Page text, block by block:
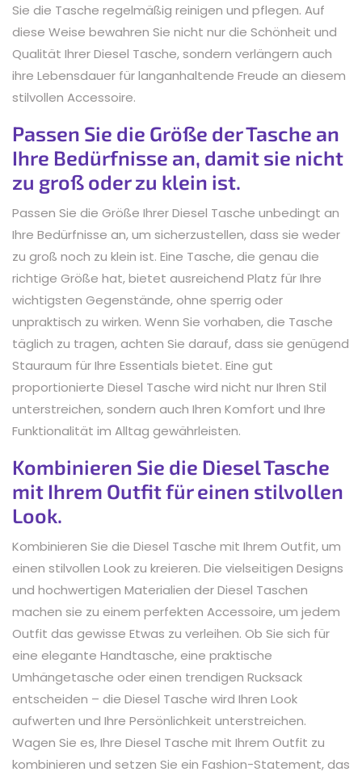
Sie die Tasche regelmäßig reinigen und pflegen. Auf
diese Weise bewahren Sie nicht nur die Schönheit und
Qualität Ihrer Diesel Tasche, sondern verlängern auch
ihre Lebensdauer für langanhaltende Freude an diesem
stilvollen Accessoire.
Passen Sie die Größe der Tasche an
Ihre Bedürfnisse an, damit sie nicht
zu groß oder zu klein ist.
Passen Sie die Größe Ihrer Diesel Tasche unbedingt an
Ihre Bedürfnisse an, um sicherzustellen, dass sie weder
zu groß noch zu klein ist. Eine Tasche, die genau die
richtige Größe hat, bietet ausreichend Platz für Ihre
wichtigsten Gegenstände, ohne sperrig oder
unpraktisch zu wirken. Wenn Sie vorhaben, die Tasche
täglich zu tragen, achten Sie darauf, dass sie genügend
Stauraum für Ihre Essentials bietet. Eine gut
proportionierte Diesel Tasche wird nicht nur Ihren Stil
unterstreichen, sondern auch Ihren Komfort und Ihre
Funktionalität im Alltag gewährleisten.
Kombinieren Sie die Diesel Tasche
mit Ihrem Outfit für einen stilvollen
Look.
Kombinieren Sie die Diesel Tasche mit Ihrem Outfit, um
einen stilvollen Look zu kreieren. Die vielseitigen Designs
und hochwertigen Materialien der Diesel Taschen
machen sie zu einem perfekten Accessoire, um jedem
Outfit das gewisse Etwas zu verleihen. Ob Sie sich für
eine elegante Handtasche, eine praktische
Umhängetasche oder einen trendigen Rucksack
entscheiden – die Diesel Tasche wird Ihren Look
aufwerten und Ihre Persönlichkeit unterstreichen.
Wagen Sie es, Ihre Diesel Tasche mit Ihrem Outfit zu
kombinieren und setzen Sie ein Fashion-Statement, das